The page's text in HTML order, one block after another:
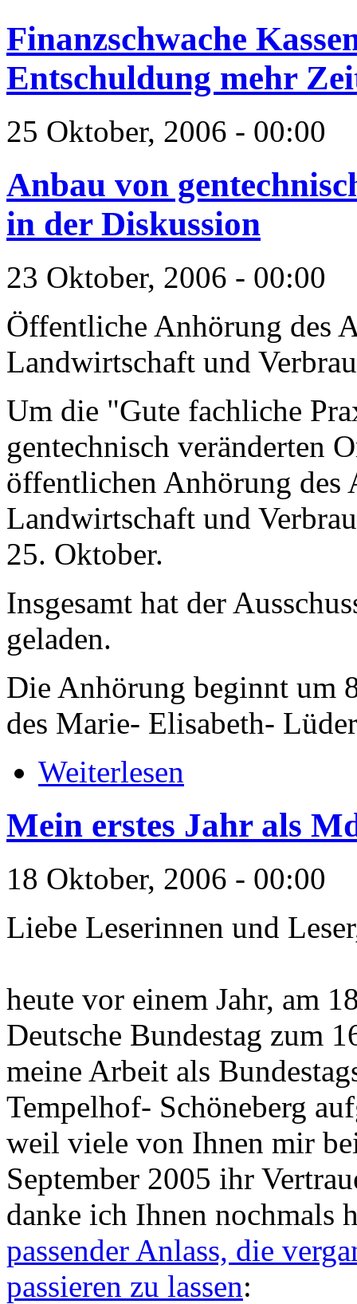
Finanzschwache
Entschuldung mehr
25 Oktober, 2006 - 00:00
Anbau von
in der Diskussion
23 Oktober, 2006 - 00:00
Öffentliche Anhörung des
Landwirtschaft und
Um die "Gute fachliche
gentechnisch veränderten
öffentlichen Anhörung des
Landwirtschaft und
25. Oktober.
Insgesamt hat der
geladen.
Die Anhörung beginnt um
des Marie- Elisabeth-
Weiterlesen
Mein erstes Jahr als
18 Oktober, 2006 - 00:00
Liebe Leserinnen und
heute vor einem Jahr, am
Deutsche Bundestag zum
meine Arbeit als
Tempelhof- Schöneberg
weil viele von Ihnen mir
September 2005 ihr
danke ich Ihnen nochmals
passender Anlass, die
passieren zu lassen: